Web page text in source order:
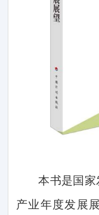
本书是国
产业年度发展